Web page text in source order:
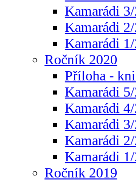
Kamarádi
Kamarádi
Kamarádi
Ročník 2020
Příloha -
Kamarádi
Kamarádi
Kamarádi
Kamarádi
Kamarádi
Ročník 2019